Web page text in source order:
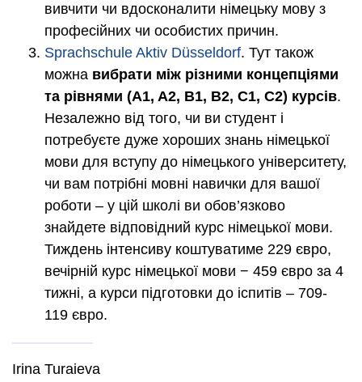
вивчити чи вдосконалити німецьку мову з
професійних чи особистих причин.
Sprachschule Aktiv Düsseldorf. Тут також
можна вибрати між різними концепціями
та рівнями (A1, A2, B1, B2, C1, C2) курсів.
Незалежно від того, чи ви студент і
потребуєте дуже хороших знань німецької
мови для вступу до німецького університету,
чи вам потрібні мовні навички для вашої
роботи – у цій школі ви обов’язково
знайдете відповідний курс німецької мови.
Тиждень інтенсиву коштуватиме 229 євро,
вечірній курс німецької мови − 459 євро за 4
тижні, а курси підготовки до іспитів – 709-
119 євро.
Irina Turaieva